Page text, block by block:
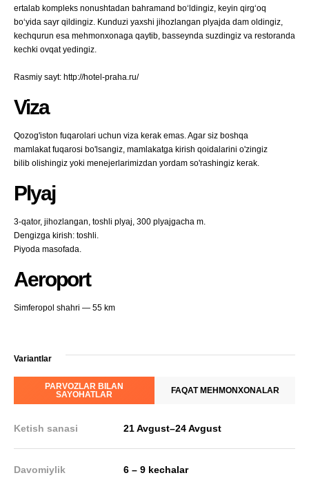
ertalab kompleks nonushtadan bahramand bo‘ldingiz, keyin qirg‘oq
bo‘yida sayr qildingiz. Kunduzi yaxshi jihozlangan plyajda dam oldingiz,
kechqurun esa mehmonxonaga qaytib, basseynda suzdingiz va restoranda
kechki ovqat yedingiz.
Rasmiy sayt: http://hotel-praha.ru/
Viza
Qozog'iston fuqarolari uchun viza kerak emas. Agar siz boshqa
mamlakat fuqarosi bo'lsangiz, mamlakatga kirish qoidalarini o'zingiz
bilib olishingiz yoki menejerlarimizdan yordam so'rashingiz kerak.
Plyaj
3-qator, jihozlangan, toshli plyaj, 300 plyajgacha m.
Dengizga kirish: toshli.
Piyoda masofada.
Aeroport
Simferopol shahri — 55 km
Variantlar
PARVOZLAR BILAN
SAYOHATLAR
FAQAT MEHMONXONALAR
Ketish sanasi 21 Avgust–24 Avgust
Davomiylik 6 – 9 kechalar